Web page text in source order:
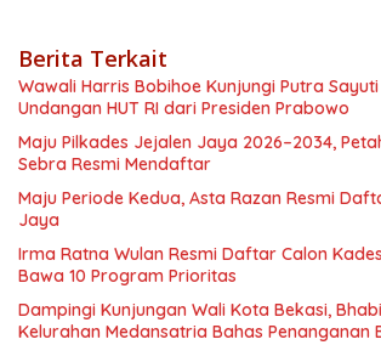
Berita Terkait
Wawali Harris Bobihoe Kunjungi Putra
Undangan HUT RI dari Presiden Prabowo
Maju Pilkades Jejalen Jaya 2026–2034,
Sebra Resmi Mendaftar
Maju Periode Kedua, Asta Razan Resmi
Jaya
Irma Ratna Wulan Resmi Daftar Calon
Bawa 10 Program Prioritas
Dampingi Kunjungan Wali Kota Bekasi,
Kelurahan Medansatria Bahas Penanganan